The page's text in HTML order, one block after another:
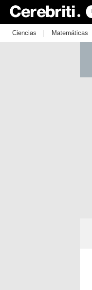
Ciencias | Matemáticas